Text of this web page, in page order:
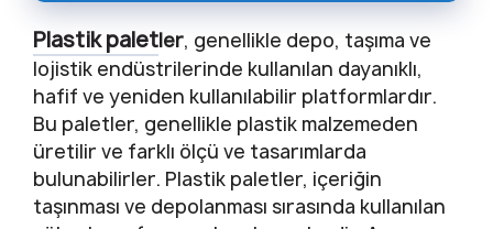
Plastik paletler, genellikle depo, taşıma ve
lojistik endüstrilerinde kullanılan dayanıklı,
hafif ve yeniden kullanılabilir platformlardır.
Bu paletler, genellikle plastik malzemeden
üretilir ve farklı ölçü ve tasarımlarda
bulunabilirler. Plastik paletler, içeriğin
taşınması ve depolanması sırasında kullanılan